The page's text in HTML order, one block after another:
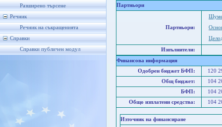
Разширено търсене
Речник
Речник на съкращенията
Справки
Справки публичен модул
Партньори
Партньори:
Изпълнители:
Финансова информация
Одобрен бюджет БФП:
120
Общ бюджет:
104
БФП:
104
Общо изплатени средства:
104
Източник на финансиране